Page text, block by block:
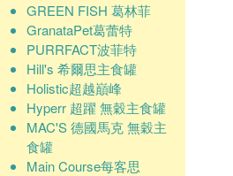
GREEN FISH 葛林菲
GranataPet葛蕾特
PURRFACT波菲特
Hill's 希爾思主食罐
Holistic超越巔峰
Hyperr 超躍 無穀主食罐
MAC'S 德國馬克 無穀主
食罐
Main Course每客思